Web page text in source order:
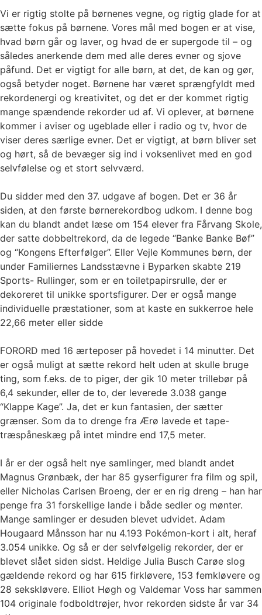
Vi er rigtig stolte på børnenes vegne, og rigtig glade for at
sætte fokus på børnene. Vores mål med bogen er at vise,
hvad børn går og laver, og hvad de er supergode til – og
således anerkende dem med alle deres evner og sjove
påfund. Det er vigtigt for alle børn, at det, de kan og gør,
også betyder noget. Børnene har været sprængfyldt med
rekordenergi og kreativitet, og det er der kommet rigtig
mange spændende rekorder ud af. Vi oplever, at børnene
kommer i aviser og ugeblade eller i radio og tv, hvor de
viser deres særlige evner. Det er vigtigt, at børn bliver set
og hørt, så de bevæger sig ind i voksenlivet med en god
selvfølelse og et stort selvværd.
Du sidder med den 37. udgave af bogen. Det er 36 år
siden, at den første børnerekordbog udkom. I denne bog
kan du blandt andet læse om 154 elever fra Fårvang Skole,
der satte dobbeltrekord, da de legede “Banke Banke Bøf”
og “Kongens Efterfølger”. Eller Vejle Kommunes børn, der
under Familiernes Landsstævne i Byparken skabte 219
Sports- Rullinger, som er en toiletpapirsrulle, der er
dekoreret til unikke sportsfigurer. Der er også mange
individuelle præstationer, som at kaste en sukkerroe hele
22,66 meter eller sidde
FORORD med 16 ærteposer på hovedet i 14 minutter. Det
er også muligt at sætte rekord helt uden at skulle bruge
ting, som f.eks. de to piger, der gik 10 meter trillebør på
6,4 sekunder, eller de to, der leverede 3.038 gange
“Klappe Kage”. Ja, det er kun fantasien, der sætter
grænser. Som da to drenge fra Ærø lavede et tape-
træspåneskæg på intet mindre end 17,5 meter.
I år er der også helt nye samlinger, med blandt andet
Magnus Grønbæk, der har 85 gyserfigurer fra film og spil,
eller Nicholas Carlsen Broeng, der er en rig dreng – han har
penge fra 31 forskellige lande i både sedler og mønter.
Mange samlinger er desuden blevet udvidet. Adam
Hougaard Månsson har nu 4.193 Pokémon-kort i alt, heraf
3.054 unikke. Og så er der selvfølgelig rekorder, der er
blevet slået siden sidst. Heldige Julia Busch Carøe slog
gældende rekord og har 615 firkløvere, 153 femkløvere og
28 sekskløvere. Elliot Høgh og Valdemar Voss har sammen
104 originale fodboldtrøjer, hvor rekorden sidste år var 34